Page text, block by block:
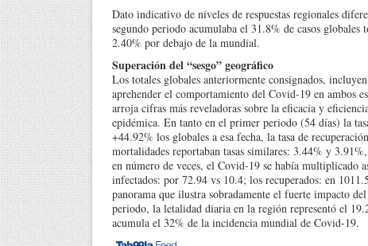
Dato indicativo de niveles de respuestas regionales
segundo periodo acumulaba el 31.8% de casos
2.40% por debajo de la mundial.
Superación del “sesgo” geográfico
Los totales globales anteriormente consignados,
aprehender el comportamiento del Covid-19 en ambos
arroja cifras más reveladoras sobre la eficacia y
epidémica. En tanto en el primer periodo (54 días) la
+44.92% los globales a esa fecha, la tasa de
mortalidades reportaban tasas similares: 3.44% y
en número de veces, el Covid-19 se había multiplicado
infectados: por 72.94 vs 10.4; los recuperados: en
panorama que ilustra sobradamente el fuerte impacto
periodo, la letalidad diaria en la región representó el
acumula el 32% de la incidencia mundial de Covid-19.